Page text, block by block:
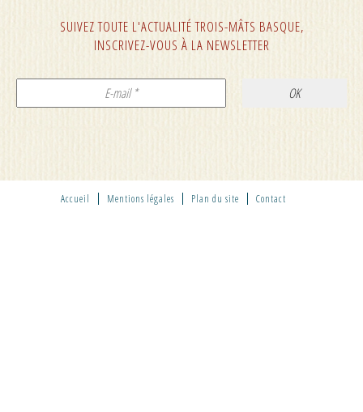
SUIVEZ TOUTE L'ACTUALITÉ TROIS-MÂTS BASQUE,
INSCRIVEZ-VOUS À LA NEWSLETTER
Accueil Mentions légales Plan du site Contact